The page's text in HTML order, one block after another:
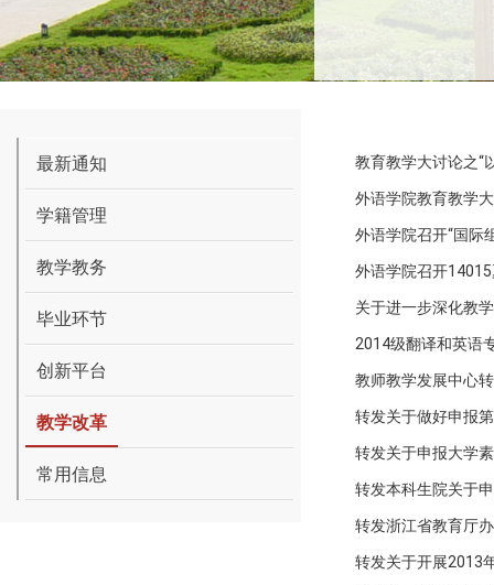
最新通知
学籍管理
教学教务
毕业环节
创新平台
教学改革
常用信息
教育教学大讨论之“
外语学院教育教学
外语学院召开“国际
外语学院召开
关于进一步深化教
2014级翻译和英语
教师教学发展中心
转发关于做好申报
转发关于申报大学
转发本科生院关于
转发浙江省教育厅
转发关于开展2013